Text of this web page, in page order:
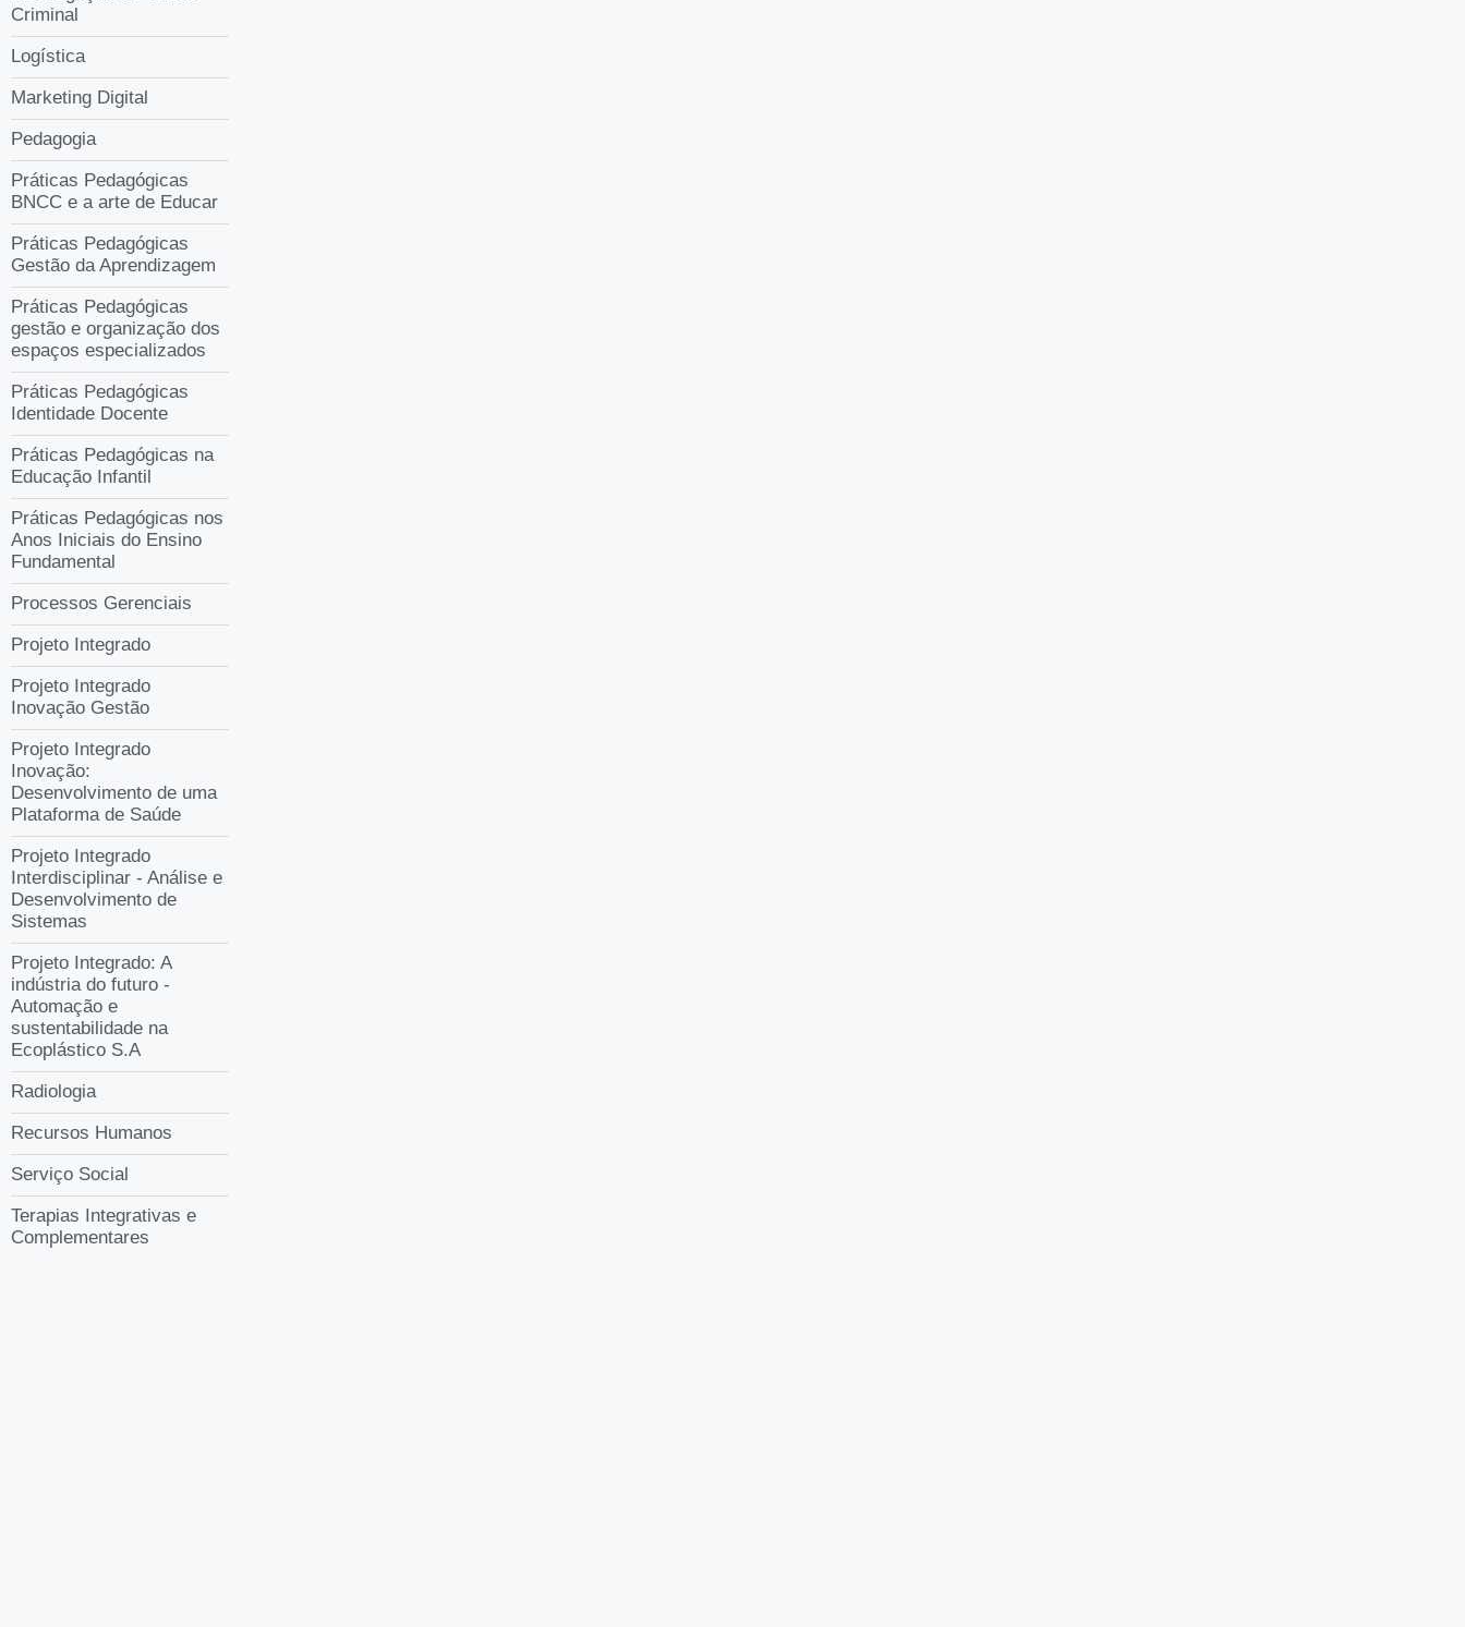
Criminal
Logística
Marketing Digital
Pedagogia
Práticas Pedagógicas
BNCC e a arte de Educar
Práticas Pedagógicas
Gestão da Aprendizagem
Práticas Pedagógicas
gestão e organização dos
espaços especializados
Práticas Pedagógicas
Identidade Docente
Práticas Pedagógicas na
Educação Infantil
Práticas Pedagógicas nos
Anos Iniciais do Ensino
Fundamental
Processos Gerenciais
Projeto Integrado
Projeto Integrado
Inovação Gestão
Projeto Integrado
Inovação:
Desenvolvimento de uma
Plataforma de Saúde
Projeto Integrado
Interdisciplinar - Análise e
Desenvolvimento de
Sistemas
Projeto Integrado: A
indústria do futuro -
Automação e
sustentabilidade na
Ecoplástico S.A
Radiologia
Recursos Humanos
Serviço Social
Terapias Integrativas e
Complementares